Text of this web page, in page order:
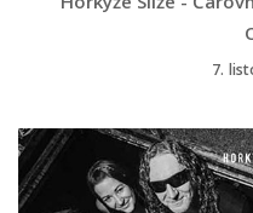
7.